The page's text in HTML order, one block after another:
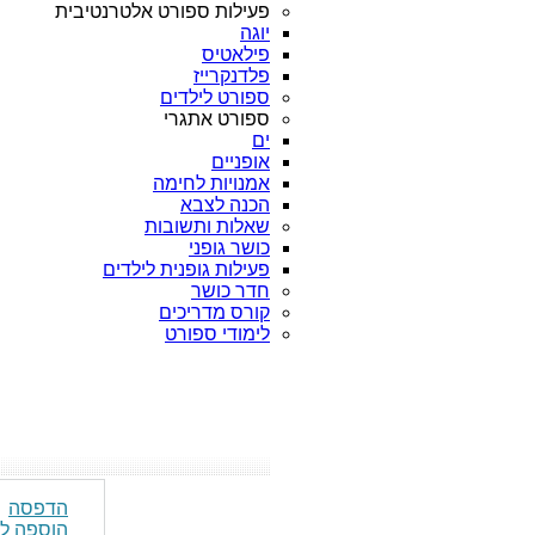
פעילות ספורט אלטרנטיבית
יוגה
פילאטיס
פלדנקרייז
ספורט לילדים
ספורט אתגרי
ים
אופניים
אמנויות לחימה
הכנה לצבא
שאלות ותשובות
כושר גופני
פעילות גופנית לילדים
חדר כושר
קורס מדריכים
לימודי ספורט
הדפסה
הוספה